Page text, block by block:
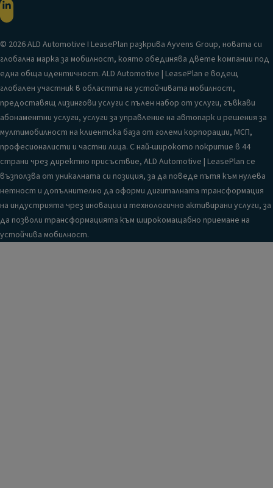
© 2026 ALD Automotive I LeasePlan разкрива Ayvens Group, новата си
глобална марка за мобилност, която обединява двете компании под
една обща идентичност. ALD Automotive | LeasePlan е водещ
глобален участник в областта на устойчивата мобилност,
предоставящ лизингови услуги с пълен набор от услуги, гъвкави
абонаментни услуги, услуги за управление на автопарк и решения за
мултимобилност на клиентска база от големи корпорации, МСП,
професионалисти и частни лица. С най-широкото покритие в 44
страни чрез директно присъствие, ALD Automotive | LeasePlan се
възползва от уникалната си позиция, за да поведе пътя към нулева
нетност и допълнително да оформи дигиталната трансформация
на индустрията чрез иновации и технологично активирани услуги, за
да позволи трансформацията към широкомащабно приемане на
устойчива мобилност.